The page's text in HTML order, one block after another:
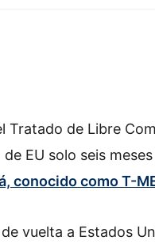
Tratado de Libre
EU solo seis
conocido como T-
vuelta a Estados